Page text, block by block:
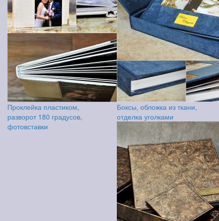
Проклейка пластиком,
разворот 180 градусов,
фотовставки
Боксы, обложка из ткани,
отделка уголками